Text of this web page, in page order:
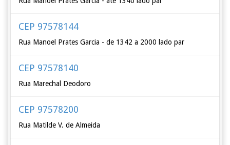
CEP 97578144
Rua Manoel Prates Garcia - de 1342 a 2000 lado par
CEP 97578140
Rua Marechal Deodoro
CEP 97578200
Rua Matilde V. de Almeida